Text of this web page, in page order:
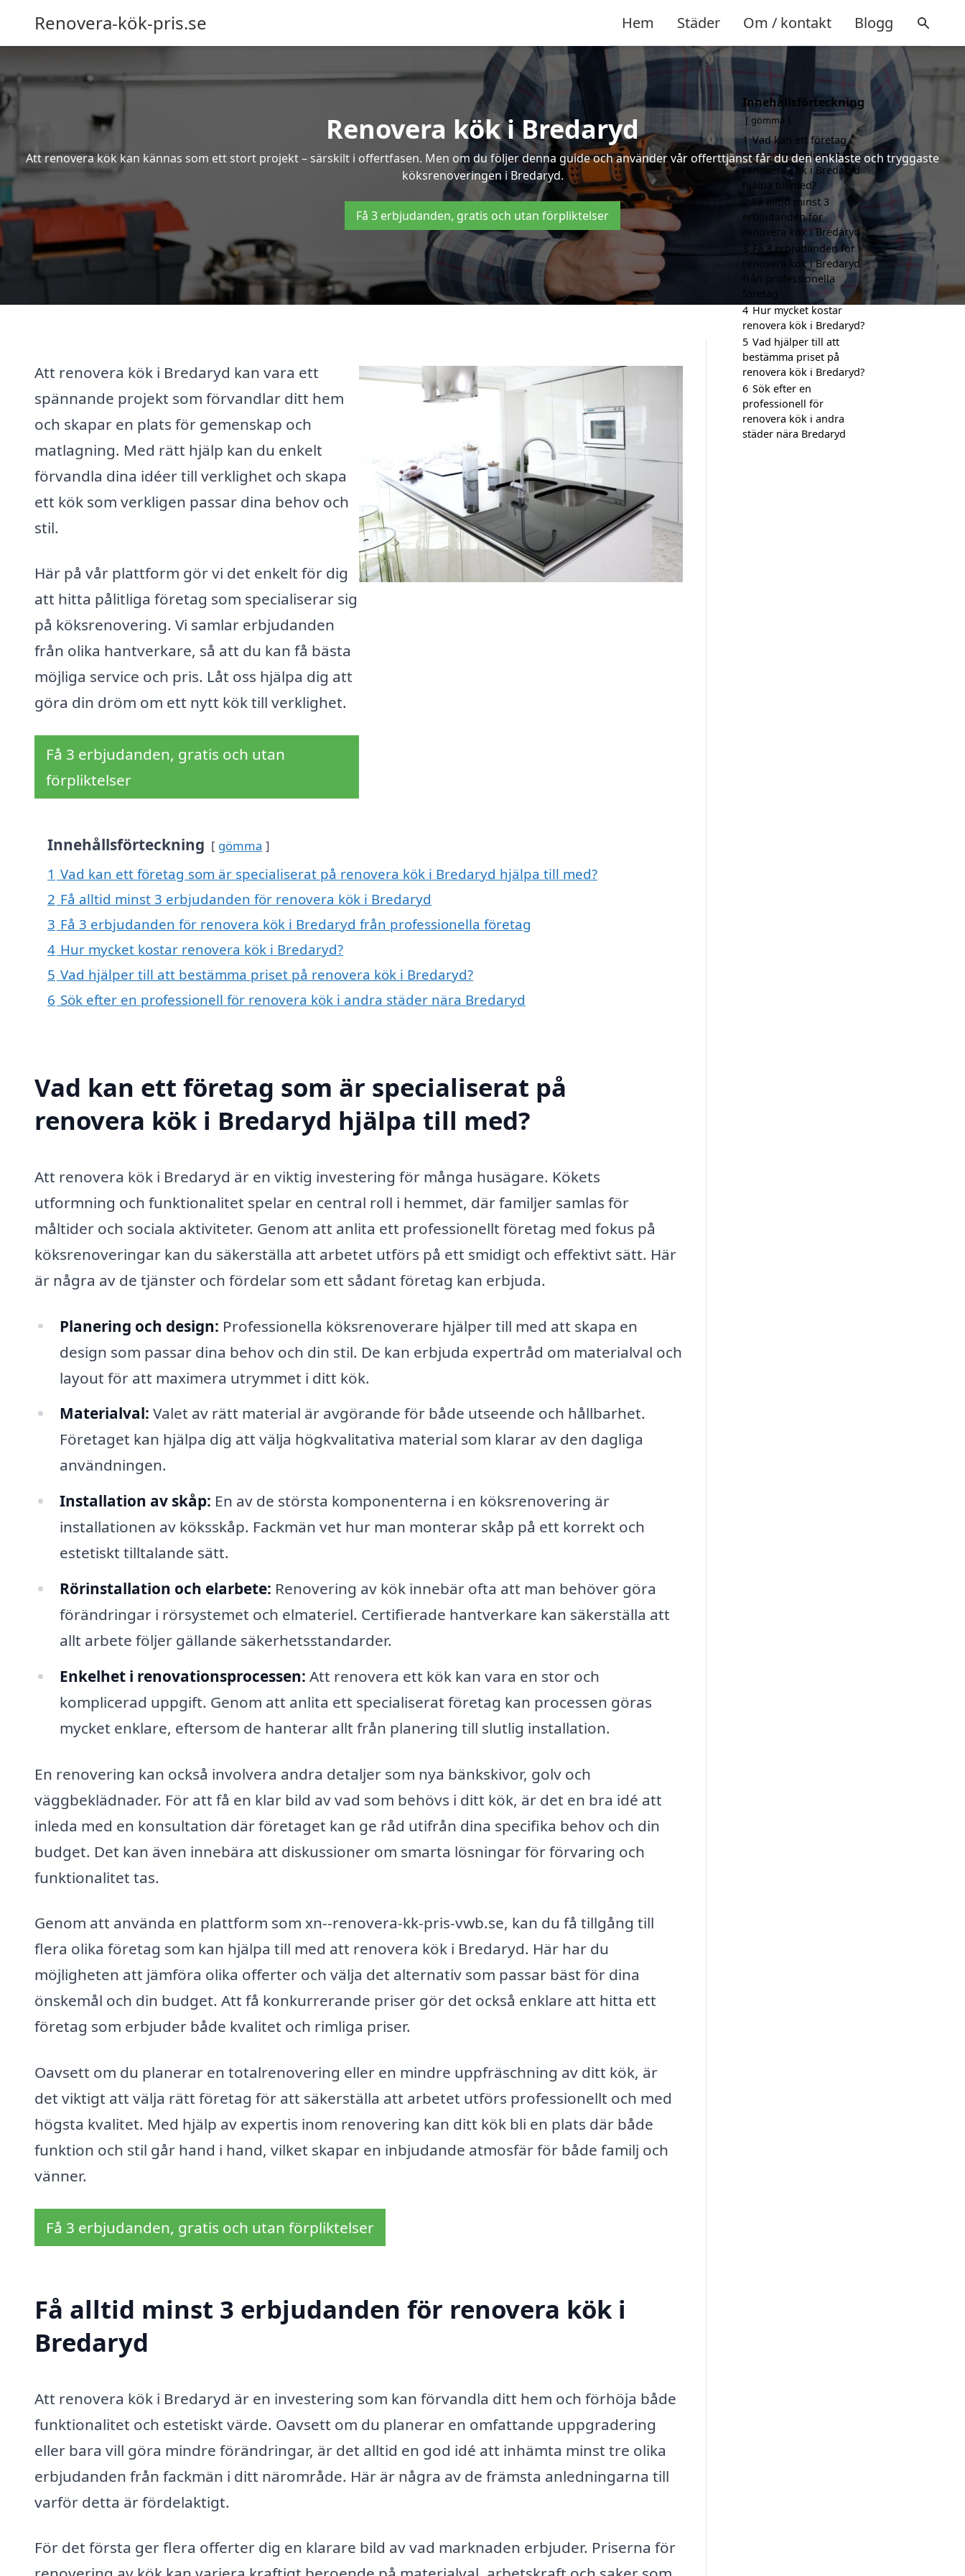
Renovera-kök-pris.se Hem Städer Om / kontakt Blogg
Renovera kök i Bredaryd
Att renovera kök kan kännas som ett stort projekt – särskilt i offertfasen. Men om du följer denna guide och använder vår offerttjänst får du den enklaste och tryggaste
köksrenoveringen i Bredaryd.
Få 3 erbjudanden, gratis och utan förpliktelser
Att renovera kök i Bredaryd kan vara ett
spännande projekt som förvandlar ditt hem
och skapar en plats för gemenskap och
matlagning. Med rätt hjälp kan du enkelt
förvandla dina idéer till verklighet och skapa
ett kök som verkligen passar dina behov och
stil.
Här på vår plattform gör vi det enkelt för dig
att hitta pålitliga företag som specialiserar sig
på köksrenovering. Vi samlar erbjudanden
från olika hantverkare, så att du kan få bästa
möjliga service och pris. Låt oss hjälpa dig att
göra din dröm om ett nytt kök till verklighet.
Få 3 erbjudanden, gratis och utan
förpliktelser
Innehållsförteckning gömma
1 Vad kan ett företag som är specialiserat på renovera kök i Bredaryd hjälpa till med?
2 Få alltid minst 3 erbjudanden för renovera kök i Bredaryd
3 Få 3 erbjudanden för renovera kök i Bredaryd från professionella företag
4 Hur mycket kostar renovera kök i Bredaryd?
5 Vad hjälper till att bestämma priset på renovera kök i Bredaryd?
6 Sök efter en professionell för renovera kök i andra städer nära Bredaryd
Vad kan ett företag som är specialiserat på
renovera kök i Bredaryd hjälpa till med?
Att renovera kök i Bredaryd är en viktig investering för många husägare. Kökets
utformning och funktionalitet spelar en central roll i hemmet, där familjer samlas för
måltider och sociala aktiviteter. Genom att anlita ett professionellt företag med fokus på
köksrenoveringar kan du säkerställa att arbetet utförs på ett smidigt och effektivt sätt. Här
är några av de tjänster och fördelar som ett sådant företag kan erbjuda.
Planering och design: Professionella köksrenoverare hjälper till med att skapa en
design som passar dina behov och din stil. De kan erbjuda expertråd om materialval och
layout för att maximera utrymmet i ditt kök.
Materialval: Valet av rätt material är avgörande för både utseende och hållbarhet.
Företaget kan hjälpa dig att välja högkvalitativa material som klarar av den dagliga
användningen.
Installation av skåp: En av de största komponenterna i en köksrenovering är
installationen av köksskåp. Fackmän vet hur man monterar skåp på ett korrekt och
estetiskt tilltalande sätt.
Rörinstallation och elarbete: Renovering av kök innebär ofta att man behöver göra
förändringar i rörsystemet och elmateriel. Certifierade hantverkare kan säkerställa att
allt arbete följer gällande säkerhetsstandarder.
Enkelhet i renovationsprocessen: Att renovera ett kök kan vara en stor och
komplicerad uppgift. Genom att anlita ett specialiserat företag kan processen göras
mycket enklare, eftersom de hanterar allt från planering till slutlig installation.
En renovering kan också involvera andra detaljer som nya bänkskivor, golv och
väggbeklädnader. För att få en klar bild av vad som behövs i ditt kök, är det en bra idé att
inleda med en konsultation där företaget kan ge råd utifrån dina specifika behov och din
budget. Det kan även innebära att diskussioner om smarta lösningar för förvaring och
funktionalitet tas.
Genom att använda en plattform som xn--renovera-kk-pris-vwb.se, kan du få tillgång till
flera olika företag som kan hjälpa till med att renovera kök i Bredaryd. Här har du
möjligheten att jämföra olika offerter och välja det alternativ som passar bäst för dina
önskemål och din budget. Att få konkurrerande priser gör det också enklare att hitta ett
företag som erbjuder både kvalitet och rimliga priser.
Oavsett om du planerar en totalrenovering eller en mindre uppfräschning av ditt kök, är
det viktigt att välja rätt företag för att säkerställa att arbetet utförs professionellt och med
högsta kvalitet. Med hjälp av expertis inom renovering kan ditt kök bli en plats där både
funktion och stil går hand i hand, vilket skapar en inbjudande atmosfär för både familj och
vänner.
Få 3 erbjudanden, gratis och utan förpliktelser
Få alltid minst 3 erbjudanden för renovera kök i
Bredaryd
Att renovera kök i Bredaryd är en investering som kan förvandla ditt hem och förhöja både
funktionalitet och estetiskt värde. Oavsett om du planerar en omfattande uppgradering
eller bara vill göra mindre förändringar, är det alltid en god idé att inhämta minst tre olika
erbjudanden från fackmän i ditt närområde. Här är några av de främsta anledningarna till
varför detta är fördelaktigt.
För det första ger flera offerter dig en klarare bild av vad marknaden erbjuder. Priserna för
Innehållsförteckning
gömma
1 Vad kan ett företag
som är specialiserat på
renovera kök i Bredaryd
hjälpa till med?
2 Få alltid minst 3
erbjudanden för
renovera kök i Bredaryd
3 Få 3 erbjudanden för
renovera kök i Bredaryd
från professionella
företag
4 Hur mycket kostar
renovera kök i Bredaryd?
5 Vad hjälper till att
bestämma priset på
renovera kök i Bredaryd?
6 Sök efter en
professionell för
renovera kök i andra
städer nära Bredaryd